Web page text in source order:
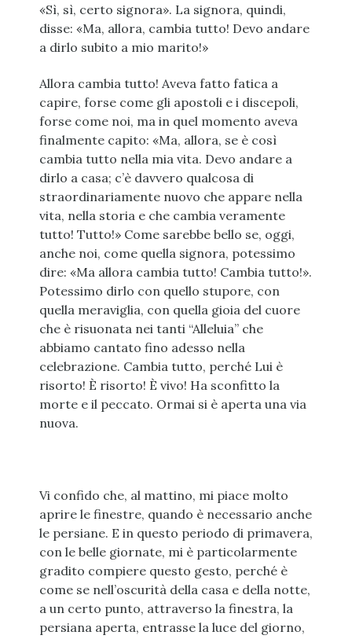
«Sì, sì, certo signora». La signora, quindi,
disse: «Ma, allora, cambia tutto! Devo andare
a dirlo subito a mio marito!»
Allora cambia tutto! Aveva fatto fatica a
capire, forse come gli apostoli e i discepoli,
forse come noi, ma in quel momento aveva
finalmente capito: «Ma, allora, se è così
cambia tutto nella mia vita. Devo andare a
dirlo a casa; c’è davvero qualcosa di
straordinariamente nuovo che appare nella
vita, nella storia e che cambia veramente
tutto! Tutto!» Come sarebbe bello se, oggi,
anche noi, come quella signora, potessimo
dire: «Ma allora cambia tutto! Cambia tutto!».
Potessimo dirlo con quello stupore, con
quella meraviglia, con quella gioia del cuore
che è risuonata nei tanti “Alleluia” che
abbiamo cantato fino adesso nella
celebrazione. Cambia tutto, perché Lui è
risorto! È risorto! È vivo! Ha sconfitto la
morte e il peccato. Ormai si è aperta una via
nuova.
Vi confido che, al mattino, mi piace molto
aprire le finestre, quando è necessario anche
le persiane. E in questo periodo di primavera,
con le belle giornate, mi è particolarmente
gradito compiere questo gesto, perché è
come se nell’oscurità della casa e della notte,
a un certo punto, attraverso la finestra, la
persiana aperta, entrasse la luce del giorno,